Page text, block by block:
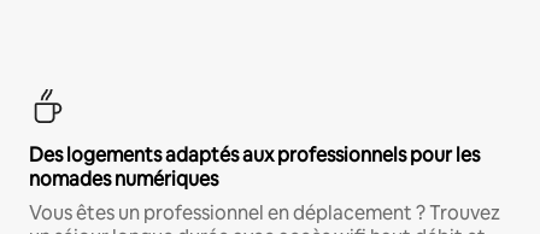
Des logements adaptés aux professionnels pour les
nomades numériques
Vous êtes un professionnel en déplacement ? Trouvez